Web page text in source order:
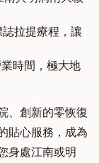
拉提療程，讓
時間，極大地
、創新的零恢復
貼心服務，成為
身處江南或明